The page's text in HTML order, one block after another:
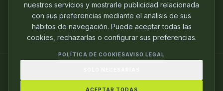
PASIÓN.
nuestros servicios y mostrarle publicidad relacionada
con sus preferencias mediante el análisis de sus
hábitos de navegación. Puede aceptar todas las
cookies, rechazarlas o configurar sus preferencias.
POLÍTICA DE COOKIESAVISO LEGAL
ACEPTAR TODAS